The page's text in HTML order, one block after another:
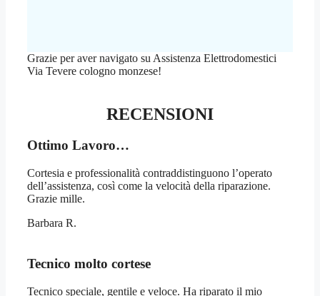
Grazie per aver navigato su Assistenza Elettrodomestici
Via Tevere cologno monzese!
RECENSIONI
Ottimo Lavoro…
Cortesia e professionalità contraddistinguono l’operato
dell’assistenza, così come la velocità della riparazione.
Grazie mille.
Barbara R.
Tecnico molto cortese
Tecnico speciale, gentile e veloce. Ha riparato il mio